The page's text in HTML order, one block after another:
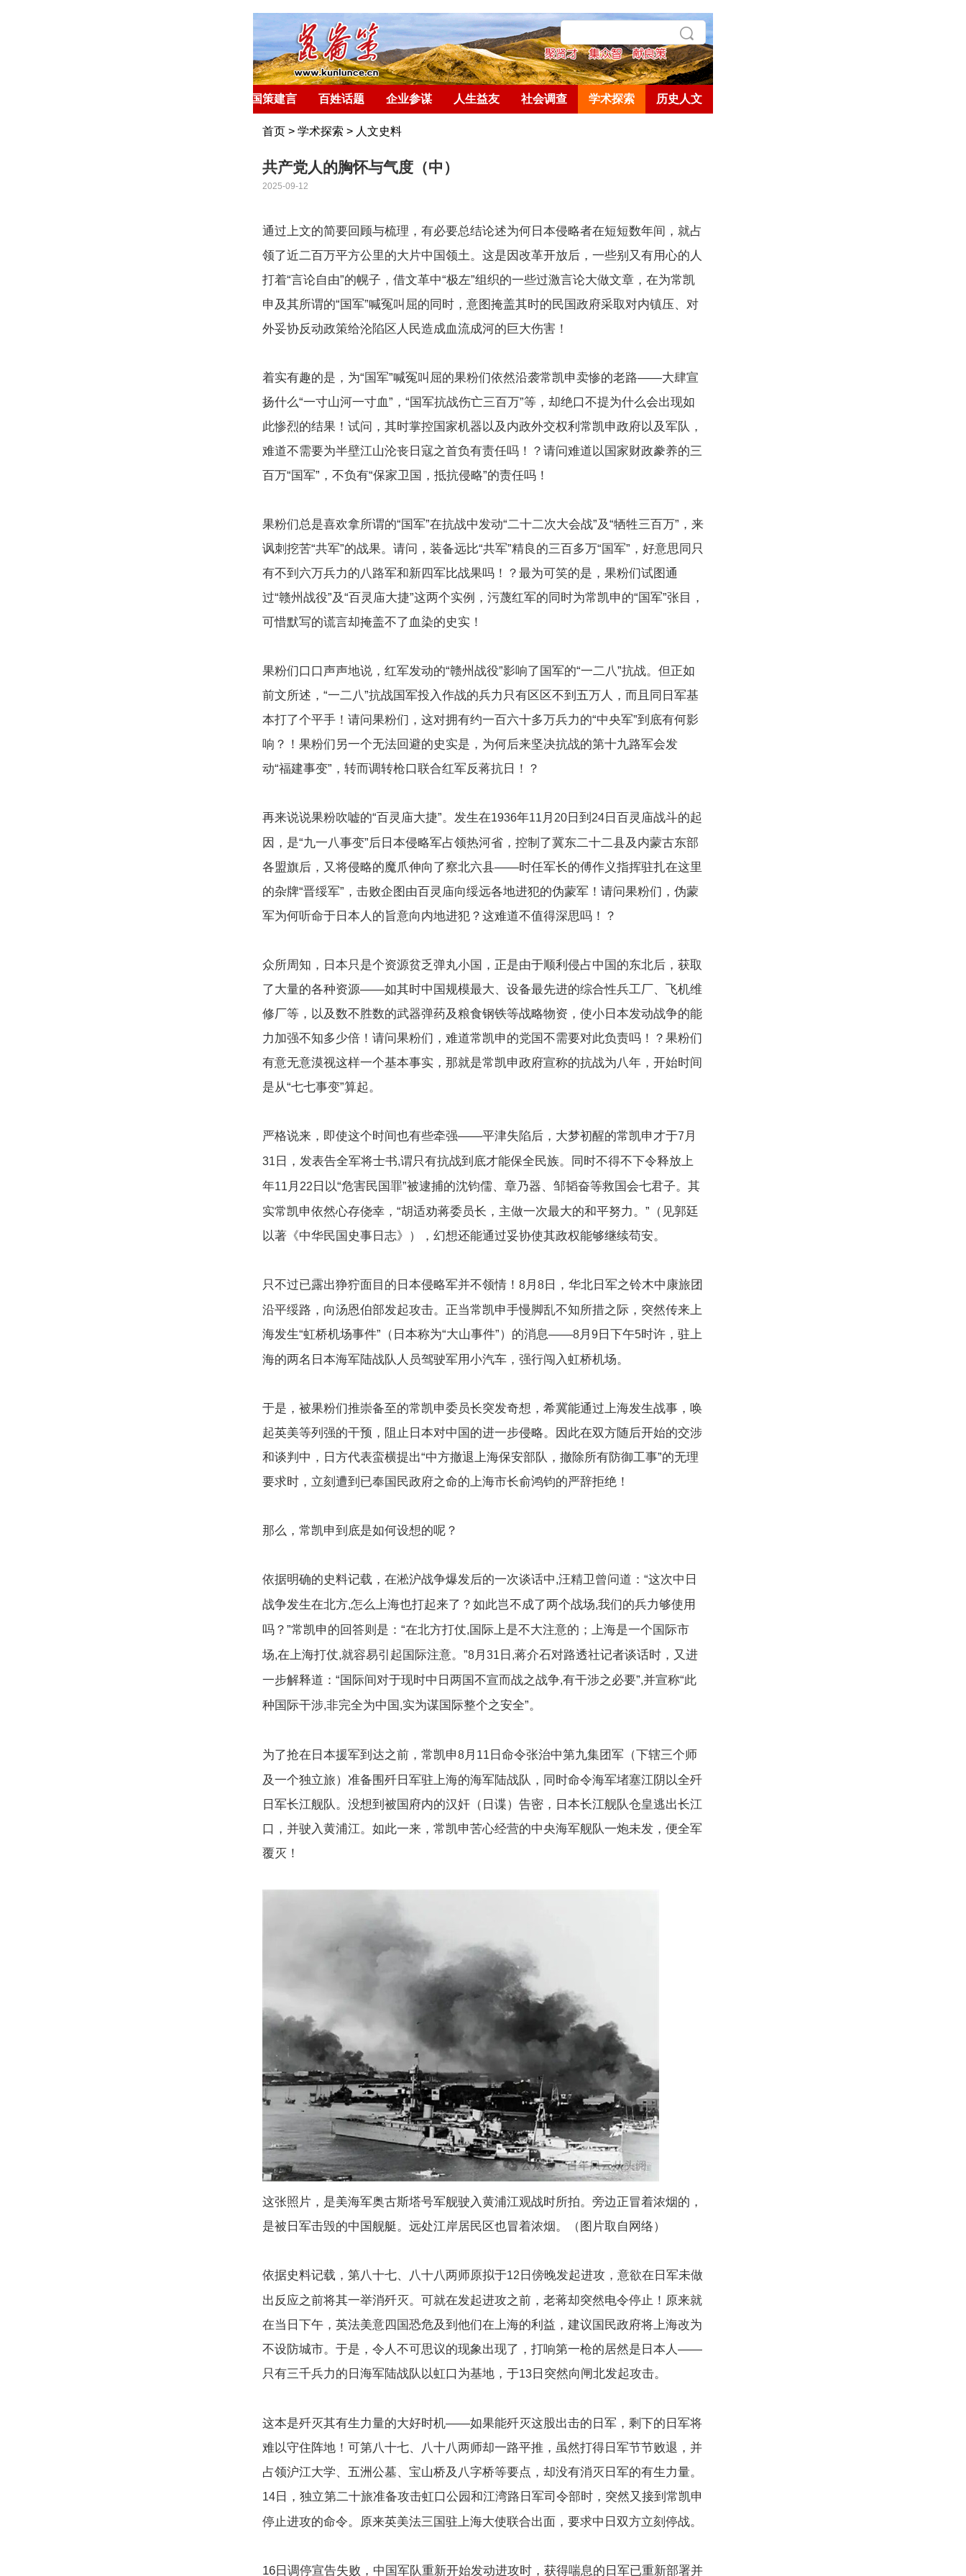
国策建言 百姓话题 企业参谋 人生益友 社会调查 学术探索 历史人文
首页> 学术探索 > 人文史料
共产党人的胸怀与气度（中）
2025-09-12
通过上文的简要回顾与梳理，有必要总结论述为何日本侵略者在短短数年间，就占
领了近二百万平方公里的大片中国领土。这是因改革开放后，一些别又有用心的人
打着“言论自由”的幌子，借文革中“极左”组织的一些过激言论大做文章，在为常凯
申及其所谓的“国军”喊冤叫屈的同时，意图掩盖其时的民国政府采取对内镇压、对
外妥协反动政策给沦陷区人民造成血流成河的巨大伤害！
着实有趣的是，为“国军”喊冤叫屈的果粉们依然沿袭常凯申卖惨的老路——大肆宣
扬什么“一寸山河一寸血”，“国军抗战伤亡三百万”等，却绝口不提为什么会出现如
此惨烈的结果！试问，其时掌控国家机器以及内政外交权利常凯申政府以及军队，
难道不需要为半壁江山沦丧日寇之首负有责任吗！？请问难道以国家财政豢养的三
百万“国军”，不负有“保家卫国，抵抗侵略”的责任吗！
果粉们总是喜欢拿所谓的“国军”在抗战中发动“二十二次大会战”及“牺牲三百万”，来
讽刺挖苦“共军”的战果。请问，装备远比“共军”精良的三百多万“国军”，好意思同只
有不到六万兵力的八路军和新四军比战果吗！？最为可笑的是，果粉们试图通
过“赣州战役”及“百灵庙大捷”这两个实例，污蔑红军的同时为常凯申的“国军”张目，
可惜默写的谎言却掩盖不了血染的史实！
果粉们口口声声地说，红军发动的“赣州战役”影响了国军的“一二八”抗战。但正如
前文所述，“一二八”抗战国军投入作战的兵力只有区区不到五万人，而且同日军基
本打了个平手！请问果粉们，这对拥有约一百六十多万兵力的“中央军”到底有何影
响？！果粉们另一个无法回避的史实是，为何后来坚决抗战的第十九路军会发
动“福建事变”，转而调转枪口联合红军反蒋抗日！？
再来说说果粉吹嘘的“百灵庙大捷”。发生在1936年11 月 20日到24日百灵庙战斗的起
因，是“九一八事变”后日本侵略军占领热河省，控制了冀东二十二县及内蒙古东部
各盟旗后，又将侵略的魔爪伸向了察北六县——时任军长的傅作义指挥驻扎在这里
的杂牌“晋绥军”，击败企图由百灵庙向绥远各地进犯的伪蒙军！请问果粉们，伪蒙
军为何听命于日本人的旨意向内地进犯？这难道不值得深思吗！？
众所周知，日本只是个资源贫乏弹丸小国，正是由于顺利侵占中国的东北后，获取
了大量的各种资源——如其时中国规模最大、设备最先进的综合性兵工厂、飞机维
修厂等，以及数不胜数的武器弹药及粮食钢铁等战略物资，使小日本发动战争的能
力加强不知多少倍！请问果粉们，难道常凯申的党国不需要对此负责吗！？果粉们
有意无意漠视这样一个基本事实，那就是常凯申政府宣称的抗战为八年，开始时间
是从“七七事变”算起。
严格说来，即使这个时间也有些牵强——平津失陷后，大梦初醒的常凯申才于7 月
31日，发表告全军将士书,谓只有抗战到底才能保全民族。同时不得不下令释放上
年11 月 22日以“危害民国罪”被逮捕的沈钧儒、章乃器、邹韬奋等救国会七君子。其
实常凯申依然心存侥幸，“胡适劝蒋委员长，主做一次最大的和平努力。”（见郭廷
以著《中华民国史事日志》），幻想还能通过妥协使其政权能够继续苟安。
只不过已露出狰狞面目的日本侵略军并不领情！ 8月8日，华北日军之铃木中康旅团
沿平绥路，向汤恩伯部发起攻击。正当常凯申手慢脚乱不知所措之际，突然传来上
海发生“虹桥机场事件”（日本称为“大山事件”）的消息——8月9日下午5时许，驻上
海的两名日本海军陆战队人员驾驶军用小汽车，强行闯入虹桥机场。
于是，被果粉们推崇备至的常凯申委员长突发奇想，希冀能通过上海发生战事，唤
起英美等列强的干预，阻止日本对中国的进一步侵略。因此在双方随后开始的交涉
和谈判中，日方代表蛮横提出“中方撤退上海保安部队，撤除所有防御工事”的无理
要求时，立刻遭到已奉国民政府之命的上海市长俞鸿钧的严辞拒绝！
那么，常凯申到底是如何设想的呢？
依据明确的史料记载，在淞沪战争爆发后的一次谈话中,汪精卫曾问道：“这次中日
战争发生在北方,怎么上海也打起来了？如此岂不成了两个战场,我们的兵力够使用
吗？”常凯申的回答则是：“在北方打仗,国际上是不大注意的；上海是一个国际市
场,在上海打仗,就容易引起国际注意。”8月31日 ,蒋介石对路透社记者谈话时，又进
一步解释道：“国际间对于现时中日两国不宣而战之战争,有干涉之必要”,并宣称“此
种国际干涉,非完全为中国,实为谋国际整个之安全”。
为了抢在日本援军到达之前，常凯申8月 11日命令张治中第九集团军（下辖三个师
及一个独立旅）准备围歼日军驻上海的海军陆战队，同时命令海军堵塞江阴以全歼
日军长江舰队。没想到被国府内的汉奸（日谍）告密，日本长江舰队仓皇逃出长江
口，并驶入黄浦江。如此一来，常凯申苦心经营的中央海军舰队一炮未发，便全军
覆灭！
这张照片，是美海军奥古斯塔号军舰驶入黄浦江观战时所拍。旁边正冒着浓烟的，
是被日军击毁的中国舰艇。远处江岸居民区也冒着浓烟。（图片取自网络）
依据史料记载，第八十七、八十八两师原拟于12日傍晚发起进攻，意欲在日军未做
出反应之前将其一举消歼灭。可就在发起进攻之前，老蒋却突然电令停止！原来就
在当日下午，英法美意四国恐危及到他们在上海的利益，建议国民政府将上海改为
不设防城市。于是，令人不可思议的现象出现了，打响第一枪的居然是日本人——
只有三千兵力的日海军陆战队以虹口为基地，于13日突然向闸北发起攻击。
这本是歼灭其有生力量的大好时机——如果能歼灭这股出击的日军，剩下的日军将
难以守住阵地！可第八十七、八十八两师却一路平推，虽然打得日军节节败退，并
占领沪江大学、五洲公墓、宝山桥及八字桥等要点，却没有消灭日军的有生力量。
14日，独立第二十旅准备攻击虹口公园和江湾路日军司令部时，突然又接到常凯申
停止进攻的命令。原来英美法三国驻上海大使联合出面，要求中日双方立刻停战。
16日调停宣告失败，中国军队重新开始发动进攻时，获得喘息的日军已重新部署并